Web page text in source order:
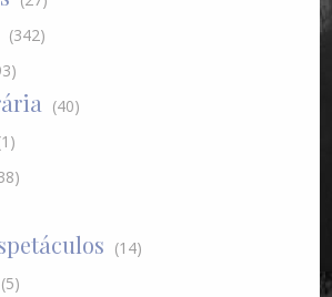
(342)
(40)
(14)
(5)